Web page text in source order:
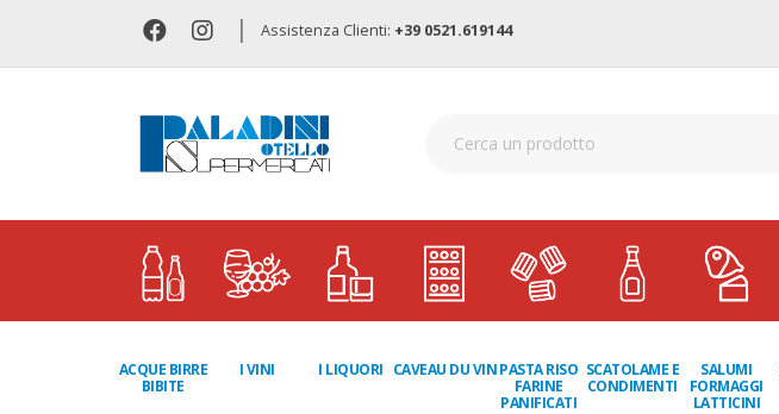
| Assistenza Clienti: +39 0521.619144
ACQUE BIRRE
BIBITE
I VINI I LIQUORI CAVEAU DU VINPASTA RISO
FARINE
PANIFICATI
SCATOLAME E
CONDIMENTI
SALUMI
FORMAGGI
LATTICINI